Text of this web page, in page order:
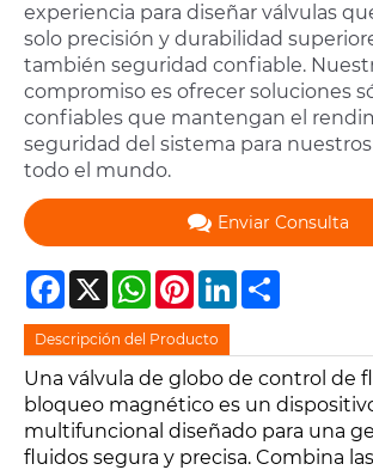
experiencia para diseñar válvulas
solo precisión y durabilidad
también seguridad confiable.
compromiso es ofrecer soluciones
confiables que mantengan el
seguridad del sistema para
todo el mundo.
Enviar Consulta
Facebook
X WhatsAppPinterestLinkedIn
Descripción del Producto
Una válvula de globo de control de
bloqueo magnético es un
multifuncional diseñado para una
fluidos segura y precisa. Combina